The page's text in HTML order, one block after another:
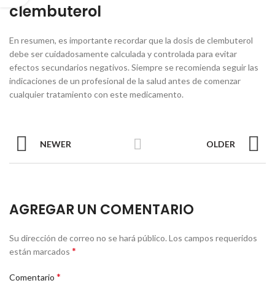
clembuterol
En resumen, es importante recordar que la dosis de clembuterol
debe ser cuidadosamente calculada y controlada para evitar
efectos secundarios negativos. Siempre se recomienda seguir las
indicaciones de un profesional de la salud antes de comenzar
cualquier tratamiento con este medicamento.
NEWER OLDER
AGREGAR UN COMENTARIO
Su dirección de correo no se hará público. Los campos requeridos
están marcados *
Comentario *